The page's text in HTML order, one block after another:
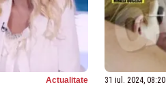
Actualitate 31 iul. 2024, 08:20